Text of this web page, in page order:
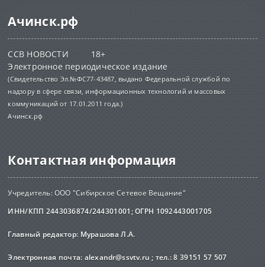
Ачинск.рф
ССВ НОВОСТИ 18+
Электронное периодическое издание
(Свидетельство Эл.№ФС77-43487, выдано Федеральной службой по
надзору в сфере связи, информационных технологий и массовых
коммуникаций от 17.01.2011 года.)
Ачинск.рф
Контактная информация
Учредитель: ООО "Сибирское Сетевое Вещание"
ИНН/КПП 2443036874/244301001; ОГРН 1092443001705
Главный редактор: Мурашова Л.А.
Электронная почта: alexandr@ssvtv.ru; тел.: 8 39151 57 507